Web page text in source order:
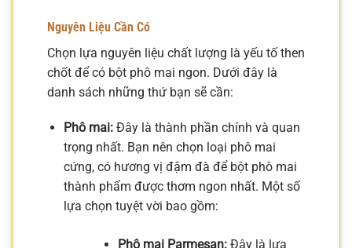
Nguyên Liệu Cần Có
Chọn lựa nguyên liệu chất lượng là yếu tố then
chốt để có bột phô mai ngon. Dưới đây là
danh sách những thứ bạn sẽ cần:
Phô mai:Đây là thành phần chính và quan
trọng nhất. Bạn nên chọn loại phô mai
cứng, có hương vị đậm đà để bột phô mai
thành phẩm được thơm ngon nhất. Một số
lựa chọn tuyệt vời bao gồm:
Phô mai Parmesan:Đây là lựa